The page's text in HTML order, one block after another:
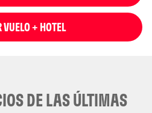
VUELO + HOTEL
DE LAS ÚLTIMAS